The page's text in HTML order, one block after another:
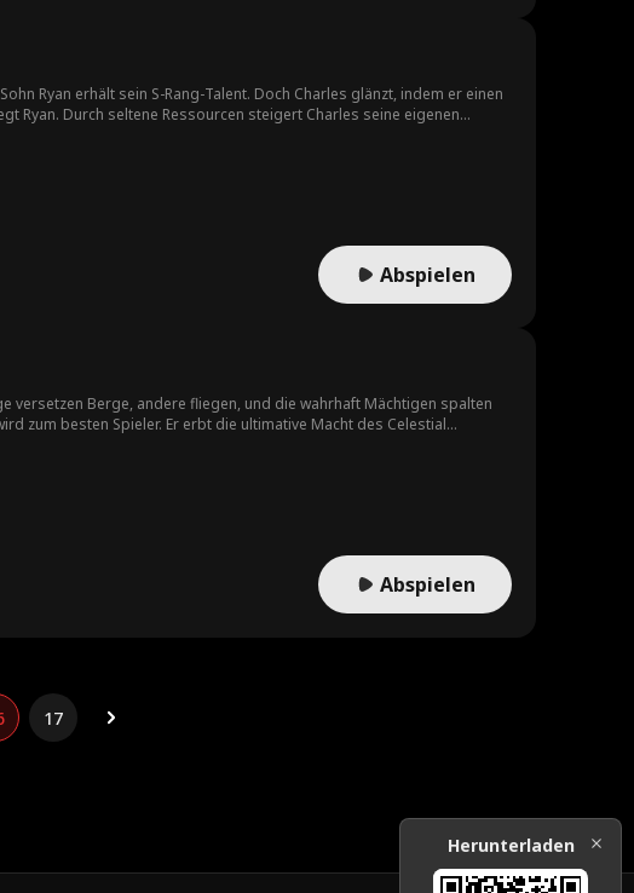
Ryan erhält sein S-Rang-Talent. Doch Charles glänzt, indem er einen
Ryan. Durch seltene Ressourcen steigert Charles seine eigenen
Abspielen
versetzen Berge, andere fliegen, und die wahrhaft Mächtigen spalten
zum besten Spieler. Er erbt die ultimative Macht des Celestial
Abspielen
17
Herunterladen